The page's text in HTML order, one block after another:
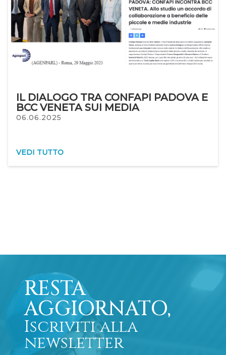
IL DIALOGO TRA CONFAPI PADOVA E
BCC VENETA SUI MEDIA
06.06.2025
VEDI TUTTO
RESTA
AGGIORNATO,
Iscriviti alla
newsletter